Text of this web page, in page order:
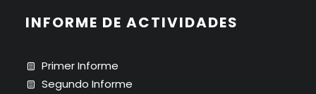
INFORME DE ACTIVIDADES
Primer Informe
Segundo Informe